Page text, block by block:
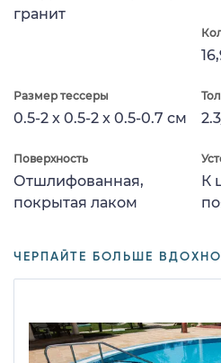
гранит
Размер тессеры
0.5-2 x 0.5-2 x 0.5-0.7 см
Поверхность
Отшлифованная,
покрытая лаком
К
ЧЕРПАЙТЕ БОЛЬШЕ